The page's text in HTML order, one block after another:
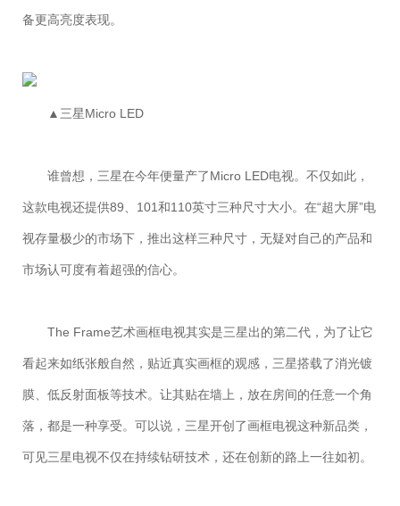
备更高亮度表现。
▲三星Micro LED
谁曾想，三星在今年便量产了Micro LED电视。不仅如此，
这款电视还提供89、101和110英寸三种尺寸大小。在“超大屏”电
视存量极少的市场下，推出这样三种尺寸，无疑对自己的产品和
市场认可度有着超强的信心。
The Frame艺术画框电视其实是三星出的第二代，为了让它
看起来如纸张般自然，贴近真实画框的观感，三星搭载了消光镀
膜、低反射面板等技术。让其贴在墙上，放在房间的任意一个角
落，都是一种享受。可以说，三星开创了画框电视这种新品类，
可见三星电视不仅在持续钻研技术，还在创新的路上一往如初。